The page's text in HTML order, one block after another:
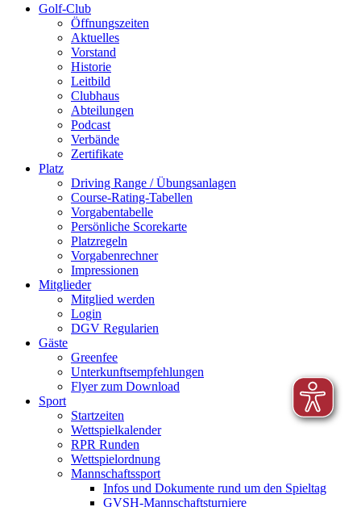
Golf-Club
Öffnungszeiten
Aktuelles
Vorstand
Historie
Leitbild
Clubhaus
Abteilungen
Podcast
Verbände
Zertifikate
Platz
Driving Range / Übungsanlagen
Course-Rating-Tabellen
Vorgabentabelle
Persönliche Scorekarte
Platzregeln
Vorgabenrechner
Impressionen
Mitglieder
Mitglied werden
Login
DGV Regularien
Gäste
Greenfee
Unterkunftsempfehlungen
Flyer zum Download
Sport
Startzeiten
Wettspielkalender
RPR Runden
Wettspielordnung
Mannschaftssport
Infos und Dokumente rund um den Spieltag
GVSH-Mannschaftsturniere